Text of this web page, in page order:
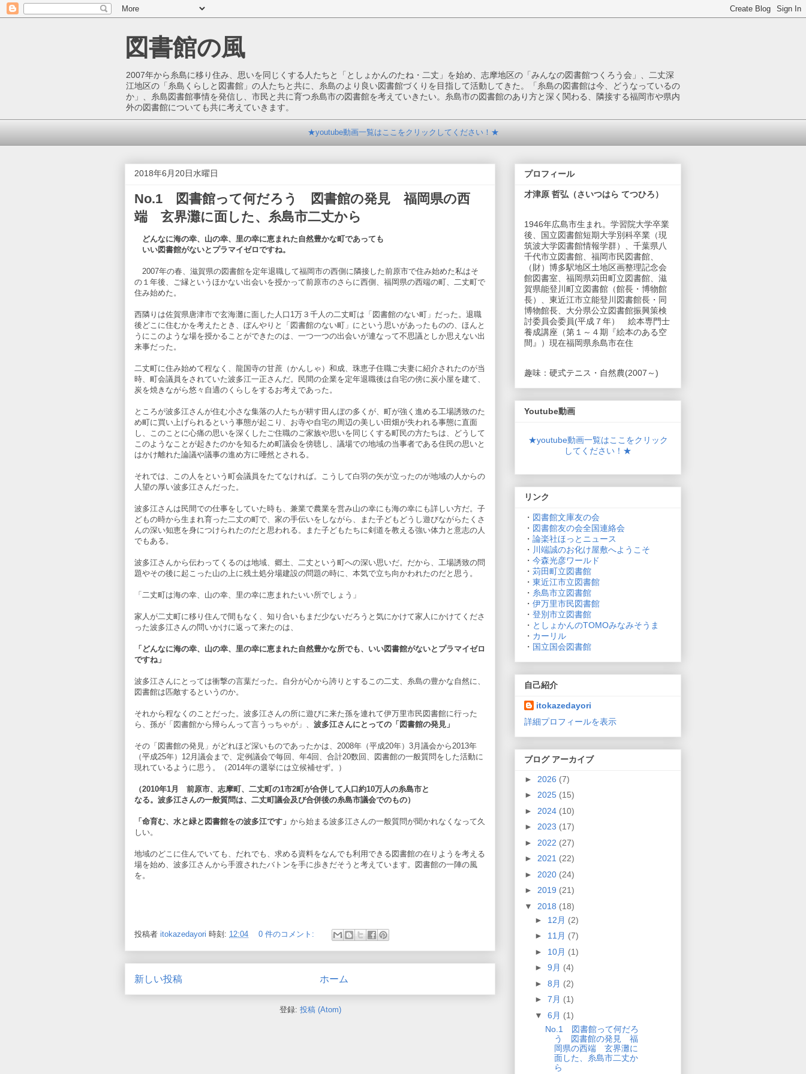
図書館の風
2007年から糸島に移り住み、思いを同じくする人たちと「としょかんのたね・二丈」を始め、志摩地区の「みんなの図書館つくろう会」、二丈深
江地区の「糸島くらしと図書館」の人たちと共に、糸島のより良い図書館づくりを目指して活動してきた。「糸島の図書館は今、どうなっているの
か」、糸島図書館事情を発信し、市民と共に育つ糸島市の図書館を考えていきたい。糸島市の図書館のあり方と深く関わる、隣接する福岡市や県内
外の図書館についても共に考えていきます。
★youtube動画一覧はここをクリックしてください！★
2018年6月20日水曜日
No.1 図書館って何だろう 図書館の発見 福岡県の西
端 玄界灘に面した、糸島市二丈から
どんなに海の幸、山の幸、里の幸に恵まれた自然豊かな町であっても
いい図書館がないとプラマイゼロですね。
2007年の春、滋賀県の図書館を定年退職して福岡市の西側に隣接した前原市で住み始めた私はそ
の１年後、ご縁というほかない出会いを授かって前原市のさらに西側、福岡県の西端の町、二丈町で
住み始めた。
西隣りは佐賀県唐津市で玄海灘に面した人口1万３千人の二丈町は「図書館のない町」だった。退職
後どこに住むかを考えたとき、ぼんやりと「図書館のない町」にという思いがあったものの、ほんと
うにこのような場を授かることができたのは、一つ一つの出会いが連なって不思議としか思えない出
来事だった。
二丈町に住み始めて程なく、龍国寺の甘蔗（かんしゃ）和成、珠恵子住職ご夫妻に紹介されたのが当
時、町会議員をされていた波多江一正さんだ。民間の企業を定年退職後は自宅の傍に炭小屋を建て、
炭を焼きながら悠々自適のくらしをするお考えであった。
ところが波多江さんが住む小さな集落の人たちが耕す田んぼの多くが、町が強く進める工場誘致のた
め町に買い上げられるという事態が起こり、お寺や自宅の周辺の美しい田畑が失われる事態に直面
し、このことに心痛の思いを深くしたご住職のご家族や思いを同じくする町民の方たちは、どうして
このようなことが起きたのかを知るため町議会を傍聴し、議場での地域の当事者である住民の思いと
はかけ離れた論議や議事の進め方に唖然とされる。
それでは、この人をという町会議員をたてなければ。こうして白羽の矢が立ったのが地域の人からの
人望の厚い波多江さんだった。
波多江さんは民間での仕事をしていた時も、兼業で農業を営み山の幸にも海の幸にも詳しい方だ。子
どもの時から生まれ育った二丈の町で、家の手伝いをしながら、また子どもどうし遊びながらたくさ
んの深い知恵を身につけられたのだと思われる。また子どもたちに剣道を教える強い体力と意志の人
でもある。
波多江さんから伝わってくるのは地域、郷土、二丈という町への深い思いだ。だから、工場誘致の問
題やその後に起こった山の上に残土処分場建設の問題の時に、本気で立ち向かわれたのだと思う。
「二丈町は海の幸、山の幸、里の幸に恵まれたいい所でしょう」
家人が二丈町に移り住んで間もなく、知り合いもまだ少ないだろうと気にかけて家人にかけてくださ
った波多江さんの問いかけに返って来たのは、
「どんなに海の幸、山の幸、里の幸に恵まれた自然豊かな所でも、いい図書館がないとプラマイゼロ
ですね」
波多江さんにとっては衝撃の言葉だった。自分が心から誇りとするこの二丈、糸島の豊かな自然に、
図書館は匹敵するというのか。
それから程なくのことだった。波多江さんの所に遊びに来た孫を連れて伊万里市民図書館に行った
ら、孫が「図書館から帰らんって言うっちゃが」、 波多江さんにとっての「図書館の発見」
その「図書館の発見」がどれほど深いものであったかは、2008年（平成20年）3月議会から2013年
（平成25年）12月議会まで、定例議会で毎回、年4回、合計20数回、図書館の一般質問をした活動に
現れているように思う。（2014年の選挙には立候補せず。）
（2010年1月 前原市、志摩町、二丈町の1市2町が合併して人口約10万人の糸島市と
なる。波多江さんの一般質問は、二丈町議会及び合併後の糸島市議会でのもの）
「命育む、水と緑と図書館をの波多江です」 から始まる波多江さんの一般質問が聞かれなくなって久
しい。
地域のどこに住んでいても、だれでも、求める資料をなんでも利用できる図書館の在りようを考える
場を始め、波多江さんから手渡されたバトンを手に歩きだそうと考えています。図書館の一陣の風
を。
投稿者 itokazedayori 時刻: 12:04 0 件のコメント:
新しい投稿 ホーム
登録: 投稿 (Atom)
プロフィール
才津原 哲弘（さいつはら てつひろ）
1946年広島市生まれ。学習院大学卒業
後、国立図書館短期大学別科卒業（現
筑波大学図書館情報学群）、千葉県八
千代市立図書館、福岡市民図書館、
（財）博多駅地区土地区画整理記念会
館図書室、福岡県苅田町立図書館、滋
賀県能登川町立図書館（館長・博物館
長）、東近江市立能登川図書館長・同
博物館長、大分県公立図書館振興策検
討委員会委員(平成７年） 絵本専門士
養成講座（第１～４期『絵本のある空
間』）現在福岡県糸島市在住
趣味：硬式テニス・自然農(2007～)
Youtube動画
★youtube動画一覧はここをクリック
してください！★
リンク
・ 図書館文庫友の会
・ 図書館友の会全国連絡会
・ 論楽社ほっとニュース
・ 川端誠のお化け屋敷へようこそ
・ 今森光彦ワールド
・ 苅田町立図書館
・ 東近江市立図書館
・ 糸島市立図書館
・ 伊万里市民図書館
・ 登別市立図書館
・ としょかんのTOMOみなみそうま
・ カーリル
・ 国立国会図書館
自己紹介
itokazedayori
詳細プロフィールを表示
ブログ アーカイブ
► 2026 (7)
► 2025 (15)
► 2024 (10)
► 2023 (17)
► 2022 (27)
► 2021 (22)
► 2020 (24)
► 2019 (21)
▼ 2018 (18)
► 12月 (2)
► 11月 (7)
► 10月 (1)
► 9月 (4)
► 8月 (2)
► 7月 (1)
▼ 6月 (1)
No.1 図書館って何だろ
う 図書館の発見 福
岡県の西端 玄界灘に
面した、糸島市二丈か
ら